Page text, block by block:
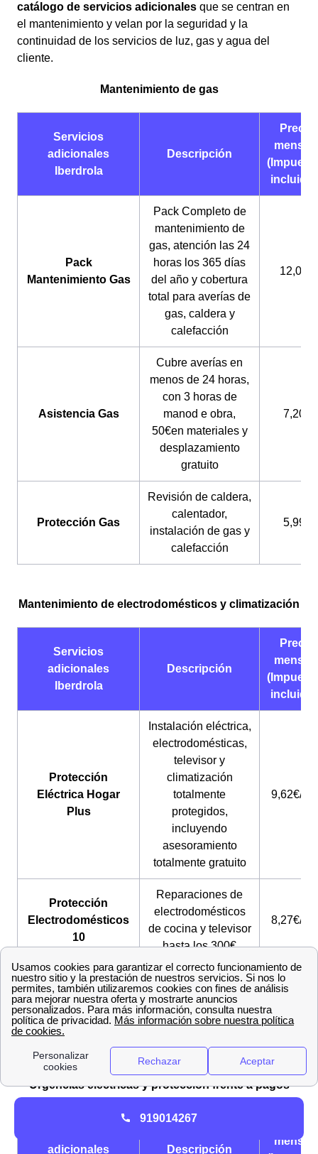
catálogo de servicios adicionales que se centran en
el mantenimiento y velan por la seguridad y la
continuidad de los servicios de luz, gas y agua del
cliente.
Mantenimiento de gas
Servicios
adicionales
Iberdrola
Descripción
Precio
Pack
Mantenimiento Gas
Pack Completo de
mantenimiento de
gas, atención las 24
horas los 365 días
del año y cobertura
total para averías de
gas, caldera y
calefacción
12,04€
Asistencia Gas
Cubre averías en
menos de 24 horas,
con 3 horas de
manod e obra,
50€en materiales y
desplazamiento
gratuito
7,20€
Protección Gas
Revisión de caldera,
calentador,
instalación de gas y
calefacción
5,99€
Mantenimiento de electrodomésticos y climatización
Servicios
adicionales
Iberdrola
Descripción
Precio
Protección
Eléctrica Hogar
Plus
Instalación eléctrica,
electrodomésticas,
televisor y
climatización
totalmente
protegidos,
incluyendo
asesoramiento
totalmente gratuito
9,62€/
Protección
Electrodomésticos
10
Reparaciones de
electrodomésticos
de cocina y televisor
hasta los 300€
8,27€/
Protección
Climatización
Asistencia 24 horas
para tu instalación y
equipos de
climatización
Urgencias eléctricas y protección frente a pagos
adicionales
Descripción
919014267